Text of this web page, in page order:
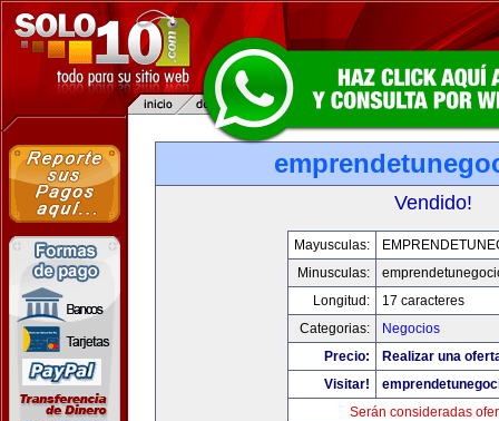
Vendido!
Mayusculas:
Minusculas:
Longitud:
17 caracteres
Categorias:
Negocios
Precio:
Realizar una
Visitar!
Serán consideradas